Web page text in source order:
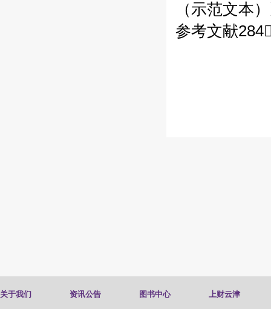
（示范文本
参考文献
关于我们 资讯公告 图书中心 上财云津